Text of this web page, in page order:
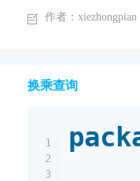
作者：xiezhongpian
换乘查询
1
2
3